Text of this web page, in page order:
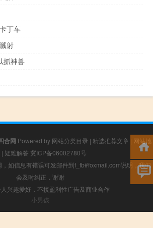
丁车
射
抓神兽
合网 Powered by 网站分类目录 | 精选推荐文章 | 网站地
| 疑难解答 冀ICP备06002780号
如信息有错误可发邮件到f_fb#foxmail.com说明，我们
会及时纠正，谢谢
兴趣爱好，不接盈利性广告及商业合作
小男孩